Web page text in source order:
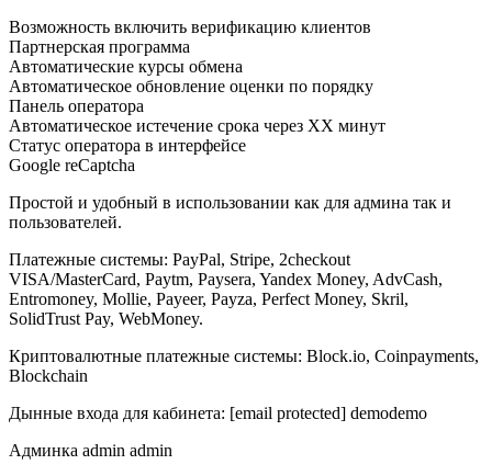
Возможность включить верификацию клиентов
Партнерская программа
Автоматические курсы обмена
Автоматическое обновление оценки по порядку
Панель оператора
Автоматическое истечение срока через XX минут
Статус оператора в интерфейсе
Google reCaptcha
Простой и удобный в использовании как для админа так и
пользователей.
Платежные системы: PayPal, Stripe, 2checkout
VISA/MasterCard, Paytm, Paysera, Yandex Money, AdvCash,
Entromoney, Mollie, Payeer, Payza, Perfect Money, Skril,
SolidTrust Pay, WebMoney.
Криптовалютные платежные системы: Block.io, Coinpayments,
Blockchain
Дынные входа для кабинета: [email protected] demodemo
Админка admin admin